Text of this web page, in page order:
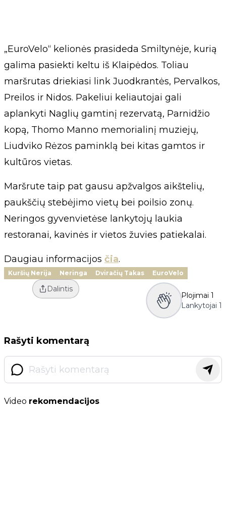
„EuroVelo“ kelionės prasideda Smiltynėje, kurią
galima pasiekti keltu iš Klaipėdos. Toliau
maršrutas driekiasi link Juodkrantės, Pervalkos,
Preilos ir Nidos. Pakeliui keliautojai gali
aplankyti Naglių gamtinį rezervatą, Parnidžio
kopą, Thomo Manno memorialinį muziejų,
Liudviko Rėzos paminklą bei kitas gamtos ir
kultūros vietas.
Maršrute taip pat gausu apžvalgos aikštelių,
paukščių stebėjimo vietų bei poilsio zonų.
Neringos gyvenvietėse lankytojų laukia
restoranai, kavinės ir vietos žuvies patiekalai.
Daugiau informacijos čia.
Kuršių Nerija Neringa Dviračių Takas EuroVelo
Dalintis
Plojimai 1
Lankytojai 1
Rašyti komentarą
Video rekomendacijos